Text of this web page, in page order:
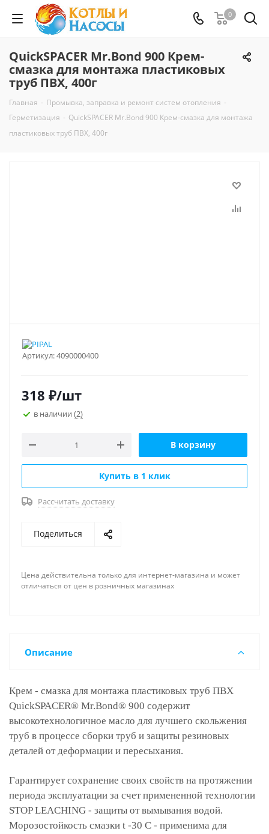
0
QuickSPACER Mr.Bond 900 Крем-
смазка для монтажа пластиковых
труб ПВХ, 400г
Главная - Промывка, заправка и ремонт систем отопления -
Герметизация - QuickSPACER Mr.Bond 900 Крем-смазка для монтажа
пластиковых труб ПВХ, 400г
Артикул:4090000400
318 ₽/шт
в наличии (2)
В корзину
Купить в 1 клик
Рассчитать доставку
Поделиться
Цена действительна только для интернет-магазина и может
отличаться от цен в розничных магазинах
Описание
Крем - смазка для монтажа пластиковых труб ПВХ
QuickSPACER® Mr.Bond® 900 содержит
высокотехнологичное масло для лучшего скольжения
труб в процессе сборки труб и защиты резиновых
деталей от деформации и пересыхания.
Гарантирует сохранение своих свойств на протяжении
периода эксплуатации за счет примененной технологии
STOP LEACHING - защиты от вымывания водой.
Морозостойкость смазки t -30 C - применима для